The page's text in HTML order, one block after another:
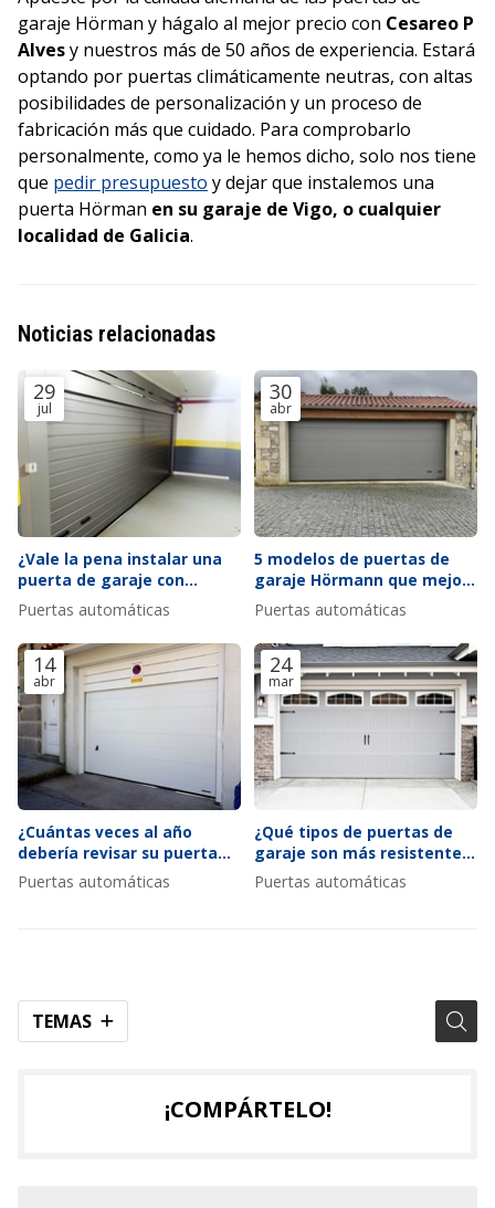
TEMAS
garaje Hörman y hágalo al mejor precio con Cesareo P
Alvesy nuestros más de 50 años de experiencia. Estará
optando por puertas climáticamente neutras, con altas
posibilidades de personalización y un proceso de
fabricación más que cuidado. Para comprobarlo
personalmente, como ya le hemos dicho, solo nos tiene
que pedir presupuesto y dejar que instalemos una
puerta Hörman en su garaje de Vigo, o cualquier
localidad de Galicia.
Noticias relacionadas
29
jul
¿Vale la pena instalar una
puerta de garaje con
ventana?
Puertas automáticas
30
abr
5 modelos de puertas de
garaje Hörmann que mejor
se adaptan a fachadas
modernas
Puertas automáticas
14
abr
¿Cuántas veces al año
debería revisar su puerta
automática según el uso?
Puertas automáticas
24
mar
¿Qué tipos de puertas de
garaje son más resistentes
al viento y por qué?
Puertas automáticas
¡COMPÁRTELO!